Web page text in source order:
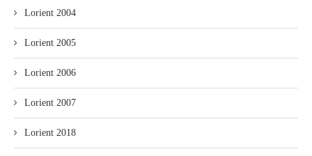
Lorient 2004
Lorient 2005
Lorient 2006
Lorient 2007
Lorient 2018